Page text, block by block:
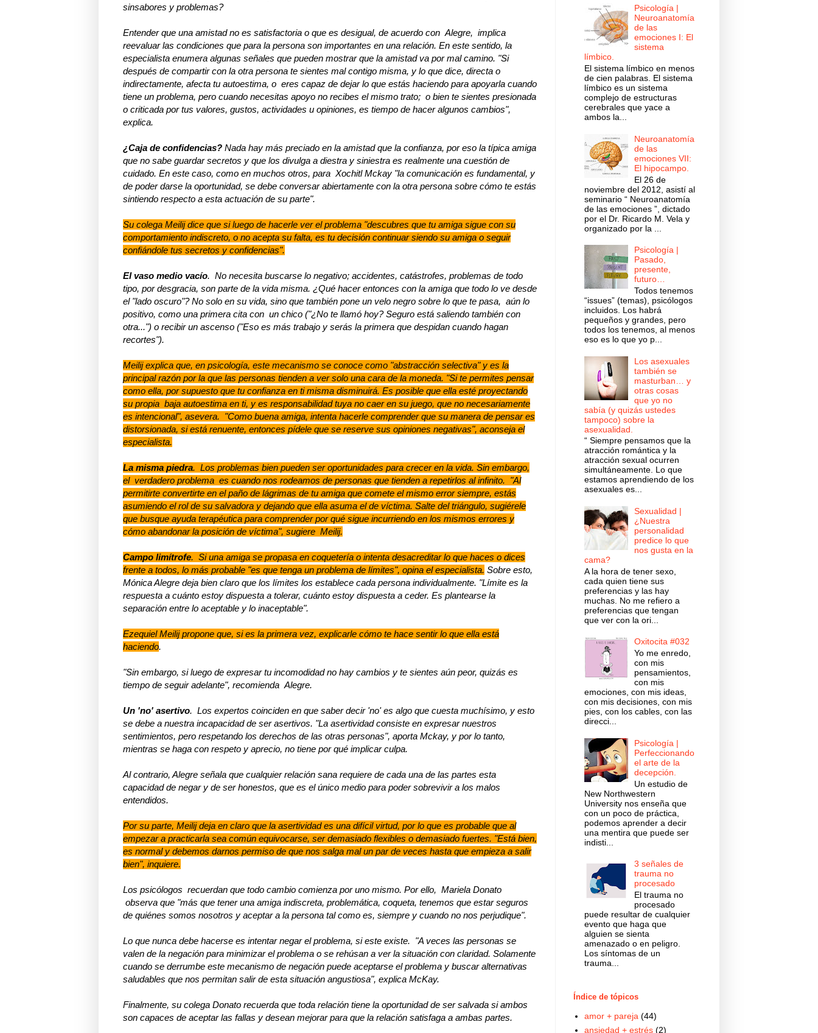
sinsabores y problemas?
Entender que una amistad no es satisfactoria o que es desigual, de acuerdo con Alegre, implica
reevaluar las condiciones que para la persona son importantes en una relación. En este sentido, la
especialista enumera algunas señales que pueden mostrar que la amistad va por mal camino. "Si
después de compartir con la otra persona te sientes mal contigo misma, y lo que dice, directa o
indirectamente, afecta tu autoestima, o eres capaz de dejar lo que estás haciendo para apoyarla cuando
tiene un problema, pero cuando necesitas apoyo no recibes el mismo trato; o bien te sientes presionada
o criticada por tus valores, gustos, actividades u opiniones, es tiempo de hacer algunos cambios",
explica.
¿Caja de confidencias? Nada hay más preciado en la amistad que la confianza, por eso la típica amiga
que no sabe guardar secretos y que los divulga a diestra y siniestra es realmente una cuestión de
cuidado. En este caso, como en muchos otros, para Xochitl Mckay "la comunicación es fundamental, y
de poder darse la oportunidad, se debe conversar abiertamente con la otra persona sobre cómo te estás
sintiendo respecto a esta actuación de su parte".
Su colega Meilij dice que si luego de hacerle ver el problema "descubres que tu amiga sigue con su
comportamiento indiscreto, o no acepta su falta, es tu decisión continuar siendo su amiga o seguir
confiándole tus secretos y confidencias".
El vaso medio vacío. No necesita buscarse lo negativo; accidentes, catástrofes, problemas de todo
tipo, por desgracia, son parte de la vida misma. ¿Qué hacer entonces con la amiga que todo lo ve desde
el "lado oscuro"? No solo en su vida, sino que también pone un velo negro sobre lo que te pasa, aún lo
positivo, como una primera cita con un chico ("¿No te llamó hoy? Seguro está saliendo también con
otra...") o recibir un ascenso ("Eso es más trabajo y serás la primera que despidan cuando hagan
recortes").
Meilij explica que, en psicología, este mecanismo se conoce como "abstracción selectiva" y es la
principal razón por la que las personas tienden a ver solo una cara de la moneda. "Si te permites pensar
como ella, por supuesto que tu confianza en ti misma disminuirá. Es posible que ella esté proyectando
su propia baja autoestima en ti, y es responsabilidad tuya no caer en su juego, que no necesariamente
es intencional", asevera. "Como buena amiga, intenta hacerle comprender que su manera de pensar es
distorsionada, si está renuente, entonces pídele que se reserve sus opiniones negativas", aconseja el
especialista.
La misma piedra. Los problemas bien pueden ser oportunidades para crecer en la vida. Sin embargo,
el verdadero problema es cuando nos rodeamos de personas que tienden a repetirlos al infinito. "Al
permitirte convertirte en el paño de lágrimas de tu amiga que comete el mismo error siempre, estás
asumiendo el rol de su salvadora y dejando que ella asuma el de víctima. Salte del triángulo, sugiérele
que busque ayuda terapéutica para comprender por qué sigue incurriendo en los mismos errores y
cómo abandonar la posición de víctima", sugiere Meilij.
Campo limítrofe. Si una amiga se propasa en coquetería o intenta desacreditar lo que haces o dices
frente a todos, lo más probable "es que tenga un problema de límites", opina el especialista. Sobre esto,
Mónica Alegre deja bien claro que los límites los establece cada persona individualmente. "Límite es la
respuesta a cuánto estoy dispuesta a tolerar, cuánto estoy dispuesta a ceder. Es plantearse la
separación entre lo aceptable y lo inaceptable".
Ezequiel Meilij propone que, si es la primera vez, explicarle cómo te hace sentir lo que ella está
haciendo.
"Sin embargo, si luego de expresar tu incomodidad no hay cambios y te sientes aún peor, quizás es
tiempo de seguir adelante", recomienda Alegre.
Un 'no' asertivo. Los expertos coinciden en que saber decir 'no' es algo que cuesta muchísimo, y esto
se debe a nuestra incapacidad de ser asertivos. "La asertividad consiste en expresar nuestros
sentimientos, pero respetando los derechos de las otras personas", aporta Mckay, y por lo tanto,
mientras se haga con respeto y aprecio, no tiene por qué implicar culpa.
Al contrario, Alegre señala que cualquier relación sana requiere de cada una de las partes esta
capacidad de negar y de ser honestos, que es el único medio para poder sobrevivir a los malos
entendidos.
Por su parte, Meilij deja en claro que la asertividad es una difícil virtud, por lo que es probable que al
empezar a practicarla sea común equivocarse, ser demasiado flexibles o demasiado fuertes. "Está bien,
es normal y debemos darnos permiso de que nos salga mal un par de veces hasta que empieza a salir
bien", inquiere.
Los psicólogos recuerdan que todo cambio comienza por uno mismo. Por ello, Mariela Donato
observa que "más que tener una amiga indiscreta, problemática, coqueta, tenemos que estar seguros
de quiénes somos nosotros y aceptar a la persona tal como es, siempre y cuando no nos perjudique".
Lo que nunca debe hacerse es intentar negar el problema, si este existe. "A veces las personas se
valen de la negación para minimizar el problema o se rehúsan a ver la situación con claridad. Solamente
cuando se derrumbe este mecanismo de negación puede aceptarse el problema y buscar alternativas
saludables que nos permitan salir de esta situación angustiosa", explica McKay.
Finalmente, su colega Donato recuerda que toda relación tiene la oportunidad de ser salvada si ambos
son capaces de aceptar las fallas y desean mejorar para que la relación satisfaga a ambas partes.
Psicología |
Neuroanatomía
de las
emociones I: El
sistema
límbico.
El sistema límbico en menos
de cien palabras. El sistema
límbico es un sistema
complejo de estructuras
cerebrales que yace a
ambos la...
Neuroanatomía
de las
emociones VII:
El hipocampo.
El 26 de
noviembre del 2012, asistí al
seminario “ Neuroanatomía
de las emociones ”, dictado
por el Dr. Ricardo M. Vela y
organizado por la ...
Psicología |
Pasado,
presente,
futuro…
Todos tenemos
“issues” (temas), psicólogos
incluidos. Los habrá
pequeños y grandes, pero
todos los tenemos, al menos
eso es lo que yo p...
Los asexuales
también se
masturban… y
otras cosas
que yo no
sabía (y quizás ustedes
tampoco) sobre la
asexualidad.
“ Siempre pensamos que la
atracción romántica y la
atracción sexual ocurren
simultáneamente. Lo que
estamos aprendiendo de los
asexuales es...
Sexualidad |
¿Nuestra
personalidad
predice lo que
nos gusta en la
cama?
A la hora de tener sexo,
cada quien tiene sus
preferencias y las hay
muchas. No me refiero a
preferencias que tengan
que ver con la ori...
Oxitocita #032
Yo me enredo,
con mis
pensamientos,
con mis
emociones, con mis ideas,
con mis decisiones, con mis
pies, con los cables, con las
direcci...
Psicología |
Perfeccionando
el arte de la
decepción.
Un estudio de
New Northwestern
University nos enseña que
con un poco de práctica,
podemos aprender a decir
una mentira que puede ser
indisti...
3 señales de
trauma no
procesado
El trauma no
procesado
puede resultar de cualquier
evento que haga que
alguien se sienta
amenazado o en peligro.
Los síntomas de un
trauma...
Índice de tópicos
amor + pareja (44)
ansiedad + estrés (2)